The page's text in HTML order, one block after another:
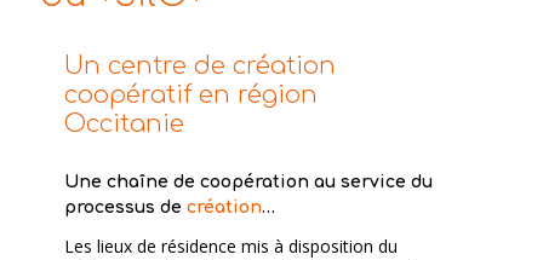
Un centre de création
coopératif en région
Occitanie
Une chaîne de coopération au service du
processus de création…
Les lieux de résidence mis à disposition du